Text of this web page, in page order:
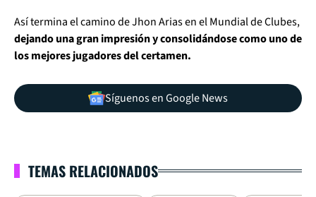
Así termina el camino de Jhon Arias en el Mundial de Clubes,
dejando una gran impresión y consolidándose como uno de
los mejores jugadores del certamen.
Síguenos en Google News
TEMAS RELACIONADOS